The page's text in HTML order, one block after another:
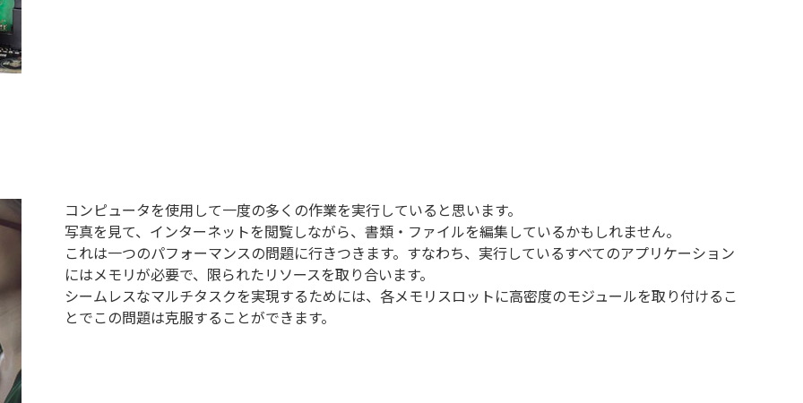
コンピュータを使用して一度の多くの作業を実行していると思います。
写真を見て、インターネットを閲覧しながら、書類・ファイルを編集しているかもしれません。
これは一つのパフォーマンスの問題に行きつきます。すなわち、実行しているすべてのアプリケーション
にはメモリが必要で、限られたリソースを取り合います。
シームレスなマルチタスクを実現するためには、各メモリスロットに高密度のモジュールを取り付けるこ
とでこの問題は克服することができます。